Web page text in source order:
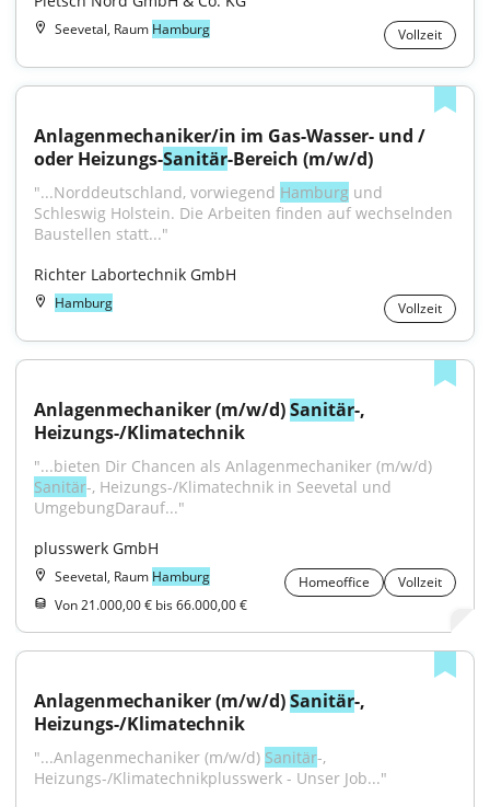
Seevetal, Raum Hamburg Vollzeit
Anlagenmechaniker/in im Gas-Wasser- und /
oder Heizungs-Sanitär-Bereich (m/w/d)
"...Norddeutschland, vorwiegend Hamburg und
Schleswig Holstein. Die Arbeiten finden auf wechselnden
Baustellen statt..."
Richter Labortechnik GmbH
Hamburg Vollzeit
Anlagenmechaniker (m/w/d) Sanitär-,
Heizungs-/Klimatechnik
Sanitär-, Heizungs-/Klimatechnik in Seevetal und
UmgebungDarauf..."
plusswerk GmbH
Seevetal, Raum Hamburg Homeoffice
Vollzeit
Von 21.000,00 € bis 66.000,00 €
Anlagenmechaniker (m/w/d) Sanitär-,
Heizungs-/Klimatechnik
"...Anlagenmechaniker (m/w/d) Sanitär-,
Heizungs-/Klimatechnikplusswerk - Unser Job..."